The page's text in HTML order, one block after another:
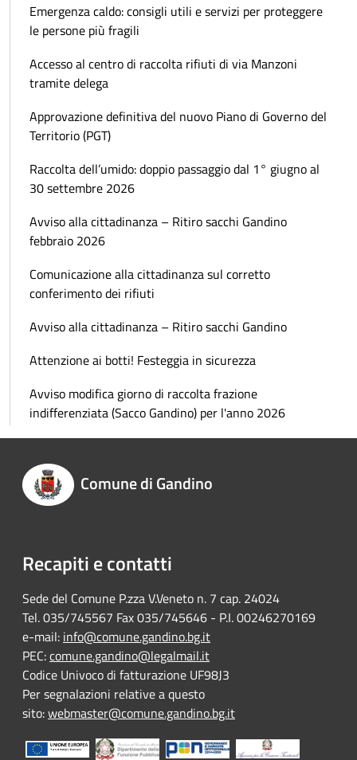
Emergenza caldo: consigli utili e servizi per proteggere
le persone più fragili
Accesso al centro di raccolta rifiuti di via Manzoni
tramite delega
Approvazione definitiva del nuovo Piano di Governo del
Territorio (PGT)
Raccolta dell’umido: doppio passaggio dal 1° giugno al
30 settembre 2026
Avviso alla cittadinanza – Ritiro sacchi Gandino
febbraio 2026
Comunicazione alla cittadinanza sul corretto
conferimento dei rifiuti
Avviso alla cittadinanza – Ritiro sacchi Gandino
Attenzione ai botti! Festeggia in sicurezza
Avviso modifica giorno di raccolta frazione
indifferenziata (Sacco Gandino) per l'anno 2026
Comune di Gandino
Recapiti e contatti
Sede del Comune P.zza V.Veneto n. 7 cap. 24024
Tel. 035/745567 Fax 035/745646 - P.I. 00246270169
e-mail: info@comune.gandino.bg.it
PEC:comune.gandino@legalmail.it
Codice Univoco di fatturazione UF98J3
Per segnalazioni relative a questo
sito:webmaster@comune.gandino.bg.it